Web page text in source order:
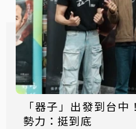
「器子」出發到台
勢力：挺到底